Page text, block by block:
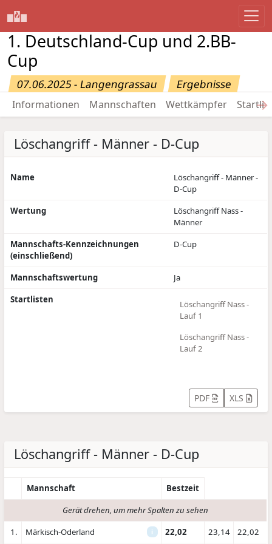
1. Deutschland-Cup und 2.BB-
Cup
07.06.2025 - Langengrassau Ergebnisse
Informationen Mannschaften Wettkämpfer →
Löschangriff - Männer - D-Cup
Name
Löschangriff - Männer -
D-Cup
Wertung
Löschangriff Nass -
Männer
Mannschafts-Kennzeichnungen
(einschließend)
D-Cup
Mannschaftswertung
Ja
Startlisten
Löschangriff Nass -
Lauf 1
Löschangriff Nass -
Lauf 2
PDF XLS
Löschangriff - Männer - D-Cup
Mannschaft
Bestzeit
Gerät drehen, um mehr Spalten zu sehen
1.
Märkisch-Oderland i 22,02 23,14 22,02